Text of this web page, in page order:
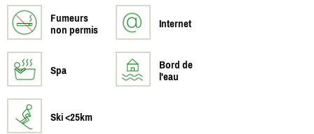
Fumeurs
non permis
Internet
Spa
Bord de
l'eau
Ski <25km